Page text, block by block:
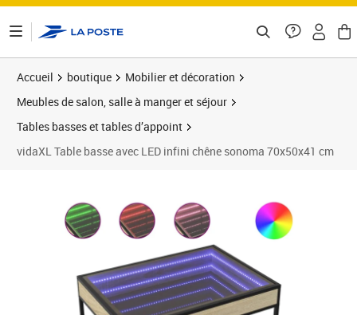
Accueil boutique
Mobilier et décoration
Meubles de salon, salle à manger et séjour
Tables basses et tables d’appoint
vidaXL Table basse avec LED infini chêne sonoma 70x50x41 cm